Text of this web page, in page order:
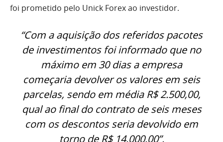
foi prometido pelo Unick Forex ao investidor.
“Com a aquisição dos referidos pacotes
de investimentos foi informado que no
máximo em 30 dias a empresa
começaria devolver os valores em seis
parcelas, sendo em média R$ 2.500,00,
qual ao final do contrato de seis meses
com os descontos seria devolvido em
torno de R$ 14.000,00”.